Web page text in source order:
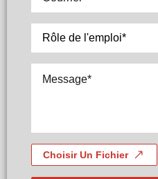
Choisir Un Fichier